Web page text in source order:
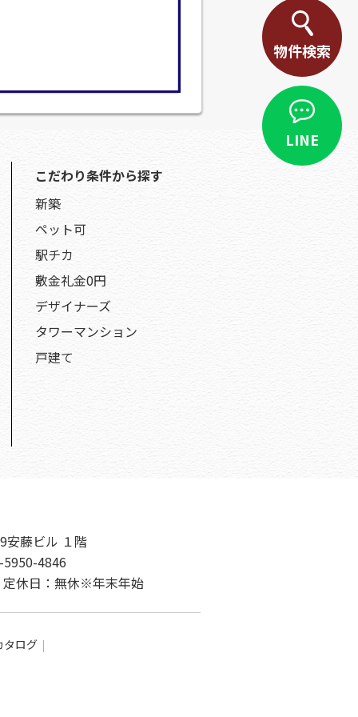
物件検索
LINE
こだわり条件から探す
新築
ペット可
駅チカ
敷金礼金0円
デザイナーズ
タワーマンション
戸建て
安藤ビル １階
5950-4846
休日：無休※年末年始
タログ